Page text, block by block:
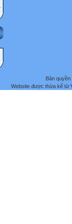
Bản
Website được thừa kế từ